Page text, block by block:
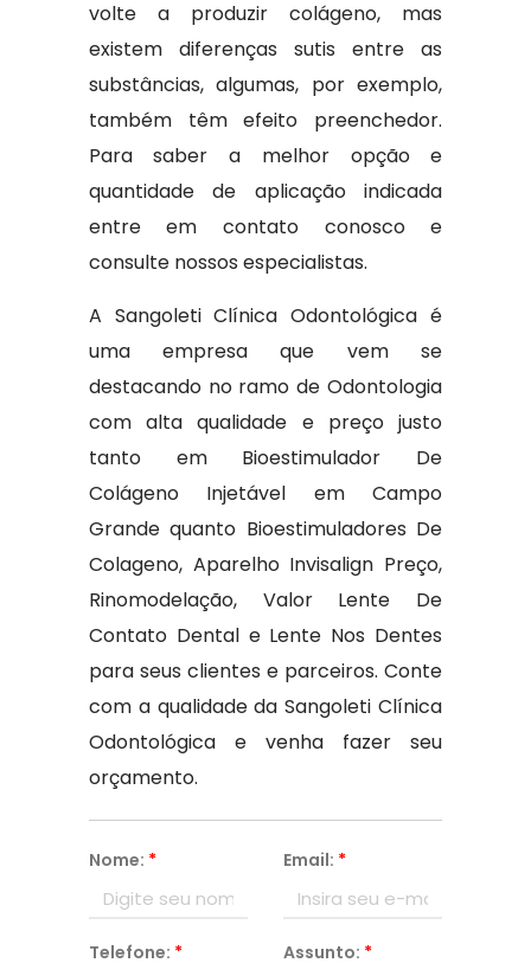
volte a produzir colágeno, mas
existem diferenças sutis entre as
substâncias, algumas, por exemplo,
também têm efeito preenchedor.
Para saber a melhor opção e
quantidade de aplicação indicada
entre em contato conosco e
consulte nossos especialistas.
A Sangoleti Clínica Odontológica é
uma empresa que vem se
destacando no ramo de Odontologia
com alta qualidade e preço justo
tanto em Bioestimulador De
Colágeno Injetável em Campo
Grande quanto Bioestimuladores De
Colageno, Aparelho Invisalign Preço,
Rinomodelação, Valor Lente De
Contato Dental e Lente Nos Dentes
para seus clientes e parceiros. Conte
com a qualidade da Sangoleti Clínica
Odontológica e venha fazer seu
orçamento.
Nome: * Email: *
Telefone: * Assunto: *